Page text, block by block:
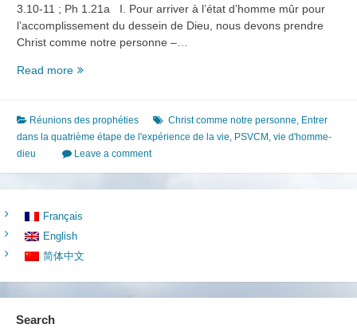
3.10-11 ; Ph 1.21a I. Pour arriver à l’état d’homme mûr pour
l’accomplissement du dessein de Dieu, nous devons prendre
Christ comme notre personne –…
Read moreArriver
d’homme
mûr
(1)
Prendre
Christ
notre
personne
et
Réunions des prophéties Christ comme notre personne, Entrer
dans la quatrième étape de l'expérience de la vie, PSVCM , vie d'homme-
dieu
Leave a comment
Français
English
简体中文
Search